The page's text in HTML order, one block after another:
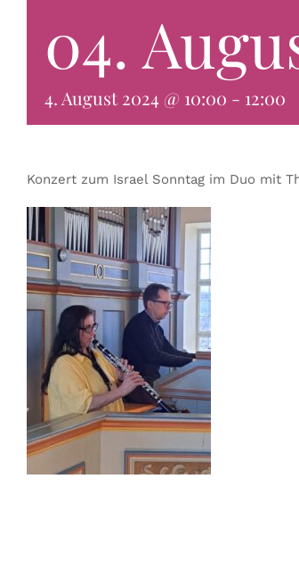
04.
4. August 2024 @ 10:00 - 12:00
Konzert zum Israel Sonntag im Duo mit